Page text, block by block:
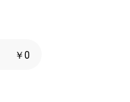
￥0